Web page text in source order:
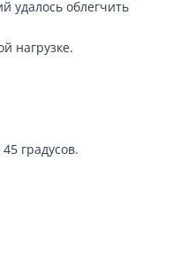
удалось облегчить
нагрузке.
градусов.